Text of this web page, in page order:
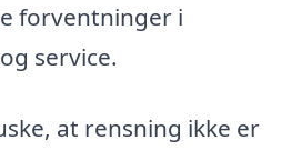
forventninger i
service.
at rensning ikke er